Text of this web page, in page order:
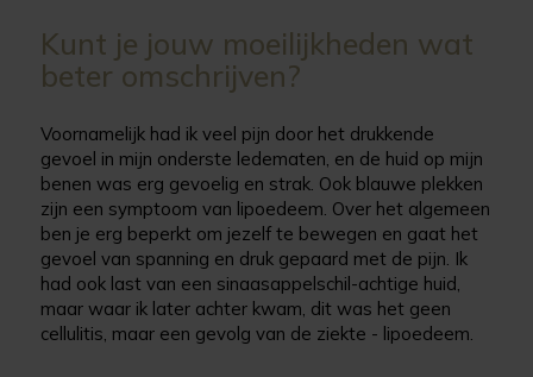
Kunt je jouw moeilijkheden wat
beter omschrijven?
Voornamelijk had ik veel pijn door het drukkende
gevoel in mijn onderste ledematen, en de huid op mijn
benen was erg gevoelig en strak. Ook blauwe plekken
zijn een symptoom van lipoedeem. Over het algemeen
ben je erg beperkt om jezelf te bewegen en gaat het
gevoel van spanning en druk gepaard met de pijn. Ik
had ook last van een sinaasappelschil-achtige huid,
maar waar ik later achter kwam, dit was het geen
cellulitis, maar een gevolg van de ziekte - lipoedeem.